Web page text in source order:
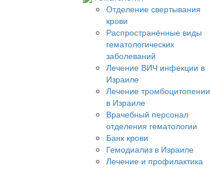
Отделение свертывания
крови
Распространённые виды
гематологических
заболеваний
Лечение ВИЧ инфекции в
Израиле
Лечение тромбоцитопении
в Израиле
Врачебный персонал
отделения гематологии
Банк крови
Гемодиализ в Израиле
Лечение и профилактика